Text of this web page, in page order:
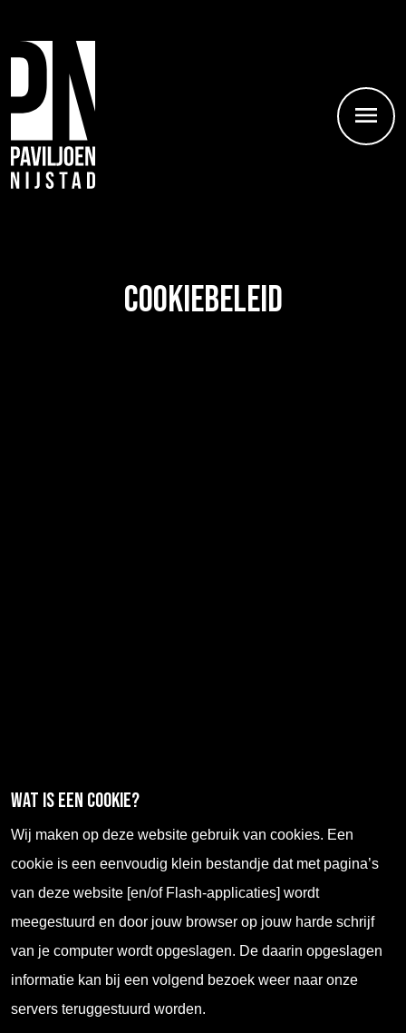
Cookiebeleid
Wat is een cookie?
Wij maken op deze website gebruik van cookies. Een
cookie is een eenvoudig klein bestandje dat met pagina’s
van deze website [en/of Flash-applicaties] wordt
meegestuurd en door jouw browser op jouw harde schrijf
van je computer wordt opgeslagen. De daarin opgeslagen
informatie kan bij een volgend bezoek weer naar onze
servers teruggestuurd worden.